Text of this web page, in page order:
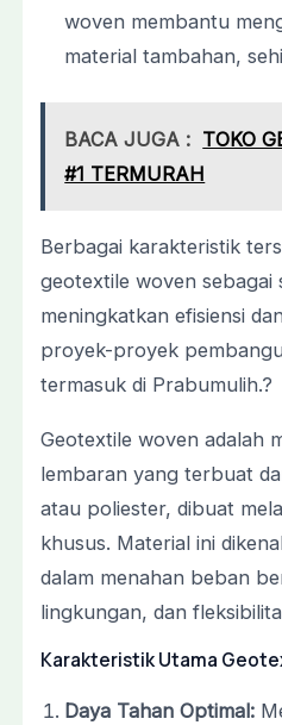
woven membantu
material tambahan,
BACA JUGA : TOKO
#1 TERMURAH
Berbagai karakteristik
geotextile woven
meningkatkan efisiensi
proyek-proyek
termasuk di Prabumulih.?
Geotextile woven adalah
lembaran yang terbuat
atau poliester, dibuat
khusus. Material ini
dalam menahan beban
lingkungan, dan
Karakteristik Utama
Daya Tahan Optimal: